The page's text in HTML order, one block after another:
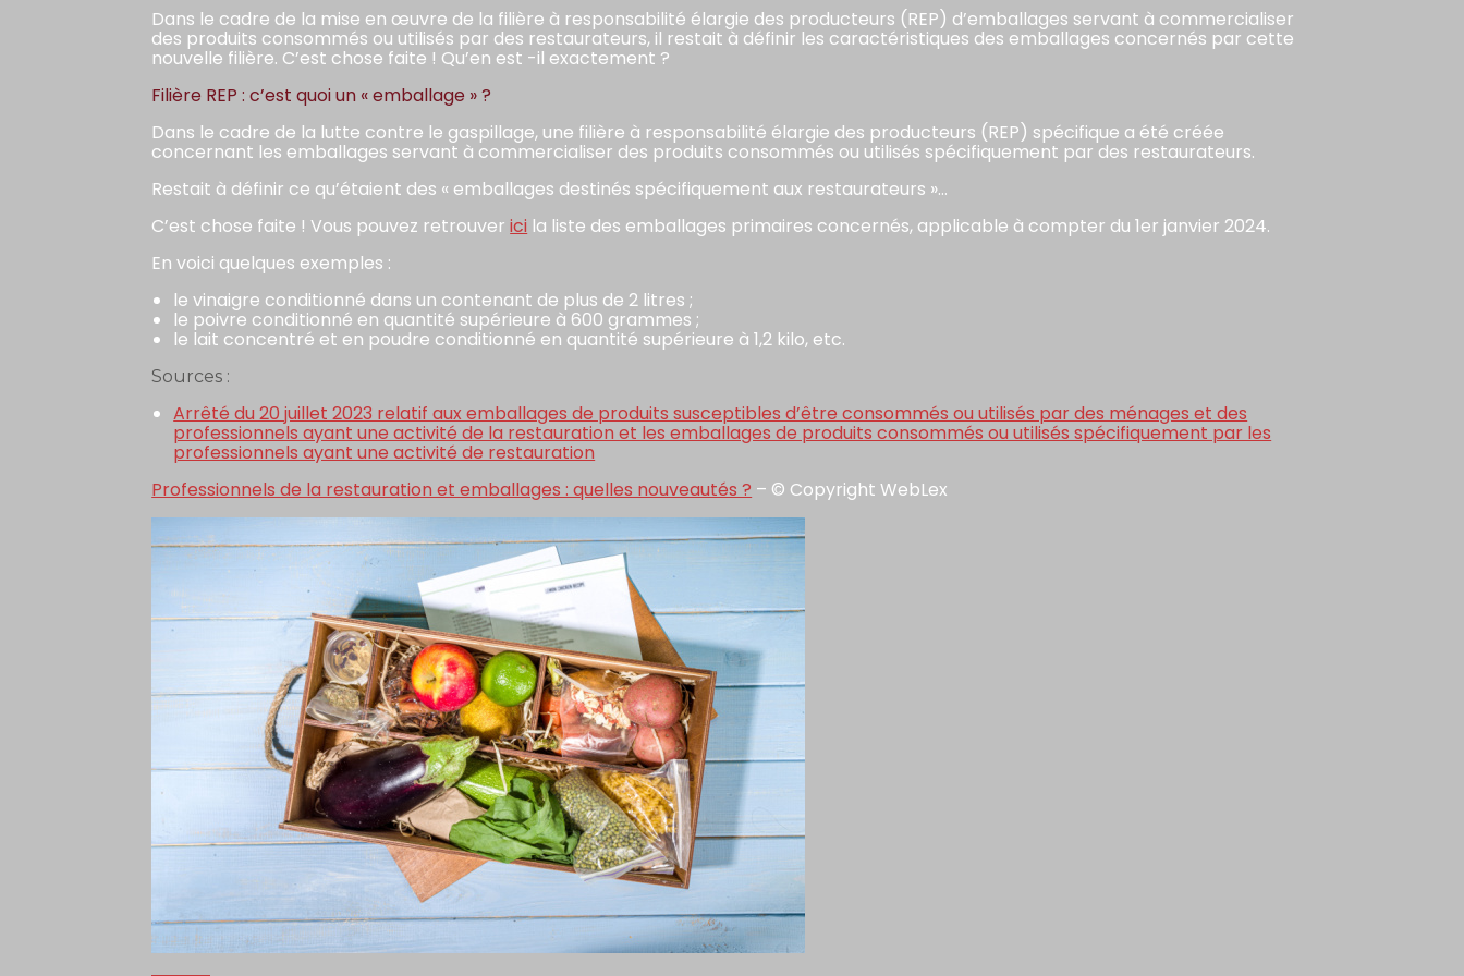
Dans le cadre de la mise en œuvre de la filière à responsabilité élargie des producteurs (REP) d’emballages servant à commercialiser
des produits consommés ou utilisés par des restaurateurs, il restait à définir les caractéristiques des emballages concernés par cette
nouvelle filière. C’est chose faite ! Qu’en est -il exactement ?
Filière REP : c’est quoi un « emballage » ?
Dans le cadre de la lutte contre le gaspillage, une filière à responsabilité élargie des producteurs (REP) spécifique a été créée
concernant les emballages servant à commercialiser des produits consommés ou utilisés spécifiquement par des restaurateurs.
Restait à définir ce qu’étaient des « emballages destinés spécifiquement aux restaurateurs »…
C’est chose faite ! Vous pouvez retrouverici la liste des emballages primaires concernés, applicable à compter du 1er janvier 2024.
En voici quelques exemples :
le vinaigre conditionné dans un contenant de plus de 2 litres ;
le poivre conditionné en quantité supérieure à 600 grammes ;
le lait concentré et en poudre conditionné en quantité supérieure à 1,2 kilo, etc.
Sources :
Arrêté du 20 juillet 2023 relatif aux emballages de produits susceptibles d’être consommés ou utilisés par des ménages et des
professionnels ayant une activité de la restauration et les emballages de produits consommés ou utilisés spécifiquement par les
professionnels ayant une activité de restauration
Professionnels de la restauration et emballages : quelles nouveautés ? – © Copyright WebLex